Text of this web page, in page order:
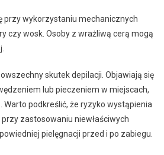
przy wykorzystaniu mechanicznych
czy wosk. Osoby z wrażliwą cerą mogą
skutek depilacji. Objawiają się
lub pieczeniem w miejscach,
Warto podkreślić, że ryzyko wystąpienia
zastosowaniu niewłaściwych
pielęgnacji przed i po zabiegu.